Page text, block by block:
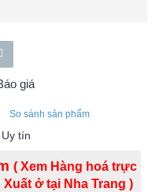
giá
So sánh sản phẩm
tín
( Xem Hàng hoá trực
ở tại Nha Trang )